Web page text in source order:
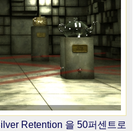
Retention 을 50퍼센트로